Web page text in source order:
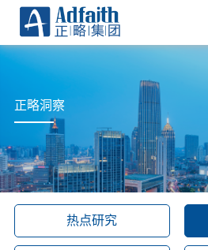
正略洞察
热点研究